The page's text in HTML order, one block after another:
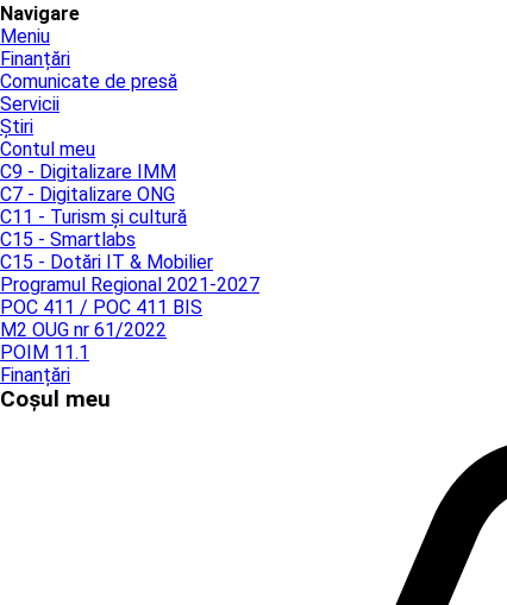
Navigare
Meniu
Finanțări
Comunicate de presă
Servicii
Știri
Contul meu
C9 - Digitalizare IMM
C7 - Digitalizare ONG
C11 - Turism și cultură
C15 - Smartlabs
C15 - Dotări IT & Mobilier
Programul Regional 2021-2027
POC 411 / POC 411 BIS
M2 OUG nr 61/2022
POIM 11.1
Finanțări
Coșul meu